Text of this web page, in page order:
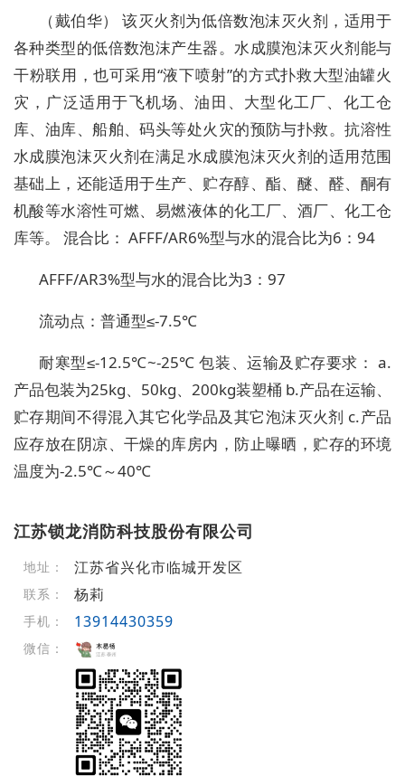
（戴伯华） 该灭火剂为低倍数泡沫灭火剂，适用于
各种类型的低倍数泡沫产生器。水成膜泡沫灭火剂能与
干粉联用，也可采用“液下喷射”的方式扑救大型油罐火
灾，广泛适用于飞机场、油田、大型化工厂、化工仓
库、油库、船舶、码头等处火灾的预防与扑救。抗溶性
水成膜泡沫灭火剂在满足水成膜泡沫灭火剂的适用范围
基础上，还能适用于生产、贮存醇、酯、醚、醛、酮有
机酸等水溶性可燃、易燃液体的化工厂、酒厂、化工仓
库等。 混合比： AFFF/AR6%型与水的混合比为6：94
AFFF/AR3%型与水的混合比为3：97
流动点：普通型≤-7.5℃
耐寒型≤-12.5℃~-25℃ 包装、运输及贮存要求： a.
产品包装为25kg、50kg、200kg装塑桶 b.产品在运输、
贮存期间不得混入其它化学品及其它泡沫灭火剂 c.产品
应存放在阴凉、干燥的库房内，防止曝晒，贮存的环境
温度为-2.5℃～40℃
江苏锁龙消防科技股份有限公司
地址： 江苏省兴化市临城开发区
联系： 杨莉
手机： 13914430359
微信：